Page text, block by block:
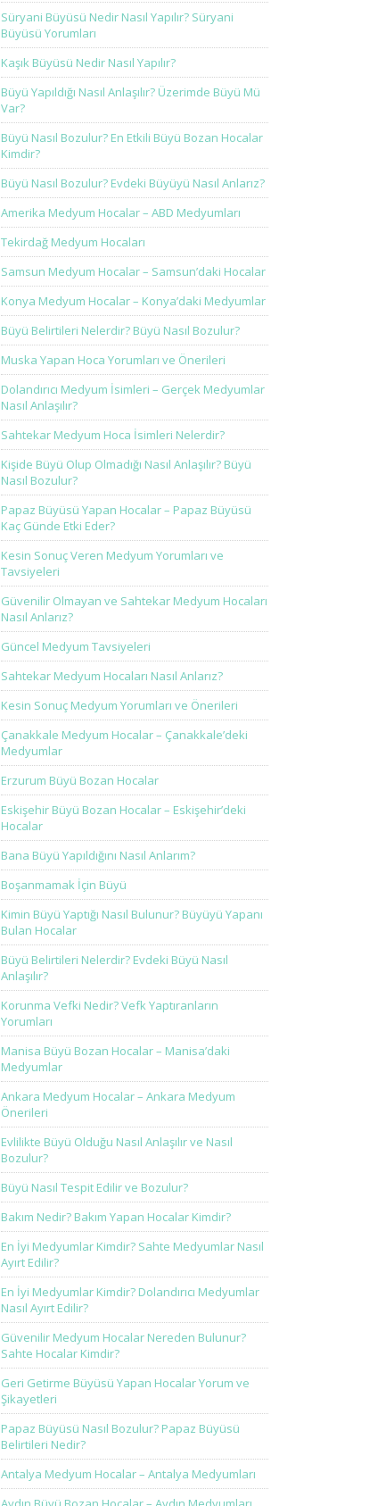
Süryani Büyüsü Nedir Nasıl Yapılır? Süryani
Büyüsü Yorumları
Kaşık Büyüsü Nedir Nasıl Yapılır?
Büyü Yapıldığı Nasıl Anlaşılır? Üzerimde Büyü Mü
Var?
Büyü Nasıl Bozulur? En Etkili Büyü Bozan Hocalar
Kimdir?
Büyü Nasıl Bozulur? Evdeki Büyüyü Nasıl Anlarız?
Amerika Medyum Hocalar – ABD Medyumları
Tekirdağ Medyum Hocaları
Samsun Medyum Hocalar – Samsun’daki Hocalar
Konya Medyum Hocalar – Konya’daki Medyumlar
Büyü Belirtileri Nelerdir? Büyü Nasıl Bozulur?
Muska Yapan Hoca Yorumları ve Önerileri
Dolandırıcı Medyum İsimleri – Gerçek Medyumlar
Nasıl Anlaşılır?
Sahtekar Medyum Hoca İsimleri Nelerdir?
Kişide Büyü Olup Olmadığı Nasıl Anlaşılır? Büyü
Nasıl Bozulur?
Papaz Büyüsü Yapan Hocalar – Papaz Büyüsü
Kaç Günde Etki Eder?
Kesin Sonuç Veren Medyum Yorumları ve
Tavsiyeleri
Güvenilir Olmayan ve Sahtekar Medyum Hocaları
Nasıl Anlarız?
Güncel Medyum Tavsiyeleri
Sahtekar Medyum Hocaları Nasıl Anlarız?
Kesin Sonuç Medyum Yorumları ve Önerileri
Çanakkale Medyum Hocalar – Çanakkale’deki
Medyumlar
Erzurum Büyü Bozan Hocalar
Eskişehir Büyü Bozan Hocalar – Eskişehir’deki
Hocalar
Bana Büyü Yapıldığını Nasıl Anlarım?
Boşanmamak İçin Büyü
Kimin Büyü Yaptığı Nasıl Bulunur? Büyüyü Yapanı
Bulan Hocalar
Büyü Belirtileri Nelerdir? Evdeki Büyü Nasıl
Anlaşılır?
Korunma Vefki Nedir? Vefk Yaptıranların
Yorumları
Manisa Büyü Bozan Hocalar – Manisa’daki
Medyumlar
Ankara Medyum Hocalar – Ankara Medyum
Önerileri
Evlilikte Büyü Olduğu Nasıl Anlaşılır ve Nasıl
Bozulur?
Büyü Nasıl Tespit Edilir ve Bozulur?
Bakım Nedir? Bakım Yapan Hocalar Kimdir?
En İyi Medyumlar Kimdir? Sahte Medyumlar Nasıl
Ayırt Edilir?
En İyi Medyumlar Kimdir? Dolandırıcı Medyumlar
Nasıl Ayırt Edilir?
Güvenilir Medyum Hocalar Nereden Bulunur?
Sahte Hocalar Kimdir?
Geri Getirme Büyüsü Yapan Hocalar Yorum ve
Şikayetleri
Papaz Büyüsü Nasıl Bozulur? Papaz Büyüsü
Belirtileri Nedir?
Antalya Medyum Hocalar – Antalya Medyumları